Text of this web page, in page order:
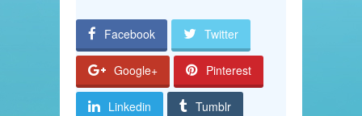
Facebook Twitter
Google+ Pinterest
Linkedin Tumblr